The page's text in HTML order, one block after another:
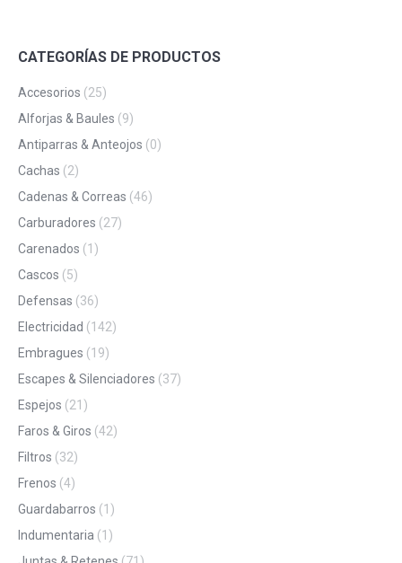
CATEGORÍAS DE PRODUCTOS
Accesorios (25)
Alforjas & Baules (9)
Antiparras & Anteojos (0)
Cachas (2)
Cadenas & Correas (46)
Carburadores (27)
Carenados (1)
Cascos (5)
Defensas (36)
Electricidad (142)
Embragues (19)
Escapes & Silenciadores (37)
Espejos (21)
Faros & Giros (42)
Filtros (32)
Frenos (4)
Guardabarros (1)
Indumentaria (1)